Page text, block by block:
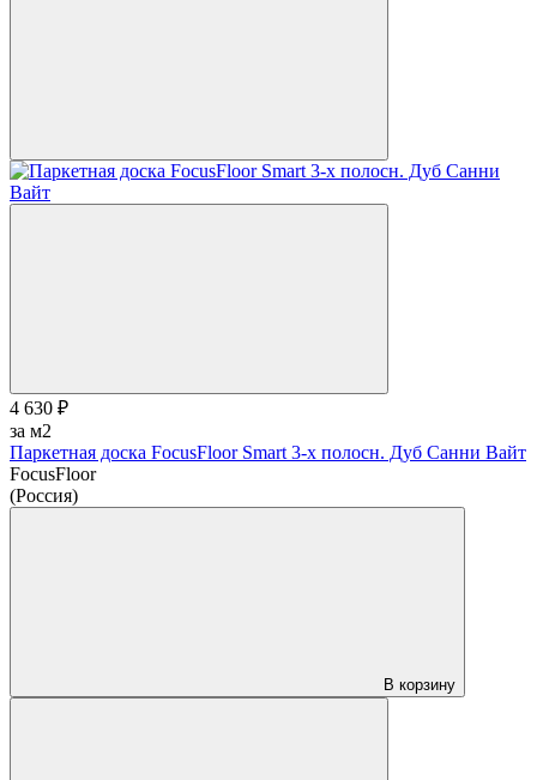
4 630 ₽
за м2
Паркетная доска FocusFloor Smart 3-х полосн. Дуб Санни Вайт
FocusFloor
(Россия)
В корзину